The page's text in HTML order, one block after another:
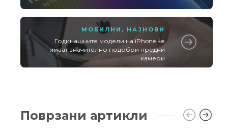
МОБИЛНИ , НАЈНОВИ
Годинашните модели на iPhone ќе
имаат значително подобри предни
камери
Поврзани артикли